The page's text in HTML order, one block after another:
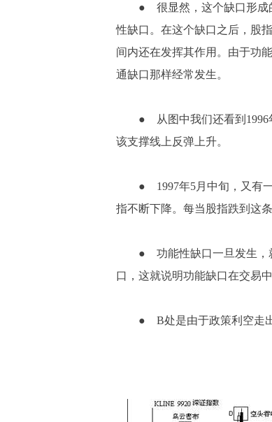
● 很显然，这个缺口形成的
性缺口。在这个缺口之后，股
间内还在发挥其作用。由于功
通缺口那样经常发生。
● 从图中我们还看到1996年
该支撑线上反弹上升。
● 1997年5月中旬，又有一
指不断下降。每当股指跌到这
● 功能性缺口一旦发生，就
口，这就说明功能缺口在交易中
● B处是由于政策利空走出